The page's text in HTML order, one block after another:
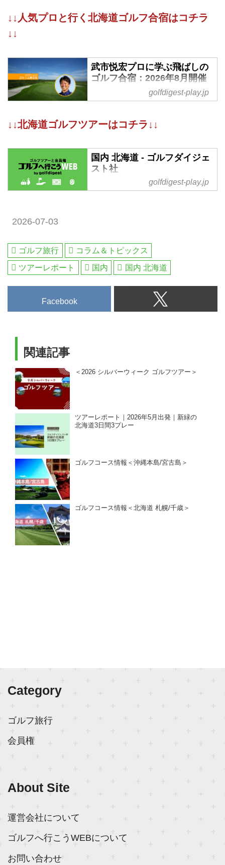
山ゴルフ3日間（添乗員同行
行 1名様より受付 催行決定日本の
ゴルフ界の発展に貢献したプロや
ギア、作品などを選出して表彰し
ている「ゴルフダイジェストアワ
に対して贈られる「レッスン・オ
英治プロによる記念ツアーです。
プロだけでなく長年アマチュアへ
の指導も積極的に行い上達に導い
てきた横田プロのレッスンを、ト
↓↓人気プロと行く北海道ゴルフ合宿はコチラ
↓↓
武市悦宏プロに学ぶ飛ばしの
ゴルフ合宿：2026年8月開催
武市悦宏プロに学ぶ短期上達レッ
か！【ゴルフダイジェスト社ツア
golfdigest-play.jp
↓↓北海道ゴルフツアーはコチラ↓↓
国内 北海道 - ゴルフダイジェ
スト社
国内 北海道 の記事一覧 - 国内ゴ
ルフダイジェストだけのお得なメ
ンバーシップ情報。初心者から上
級者まで楽しめる厳選ゴルフギア
特集を日々配信。編集の目利きが
作るゴルフダイジェストの総合サ
イト「ゴルフへ行こうWEB byゴ
ルフダイジェスト」
golfdigest-play.jp
2026-07-03
ゴルフ旅行
コラム＆トピックス
ツアーレポート
国内 国内 北海道
Facebook
関連記事
＜2026 シルバーウィーク ゴルフツアー＞
ツアーレポート｜2026年5月出発｜新緑の
北海道3日間3プレー
ゴルフコース情報＜沖縄本島/宮古島＞
ゴルフコース情報＜北海道 札幌/千歳＞
Category
ゴルフ旅行
会員権
About Site
運営会社について
ゴルフへ行こうWEBについて
お問い合わせ